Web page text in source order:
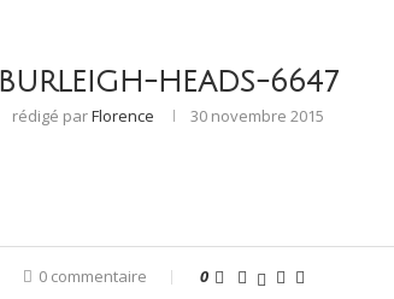
BURLEIGH-HEADS-6647
rédigé parFlorence 30 novembre 2015
0 commentaire 0